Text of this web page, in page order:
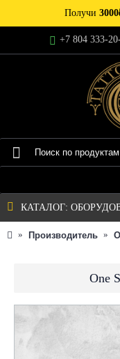
Получи
+7 804 333-
КАТАЛОГ:
Производитель
One